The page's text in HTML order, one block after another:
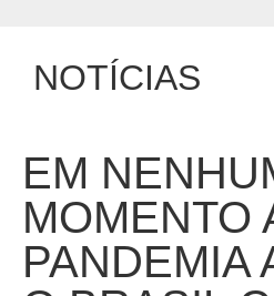
NOTÍCIAS
EM
MOMENTO
PANDEMIA